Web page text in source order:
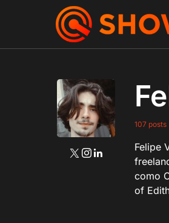
107 posts
Felipe
como
of